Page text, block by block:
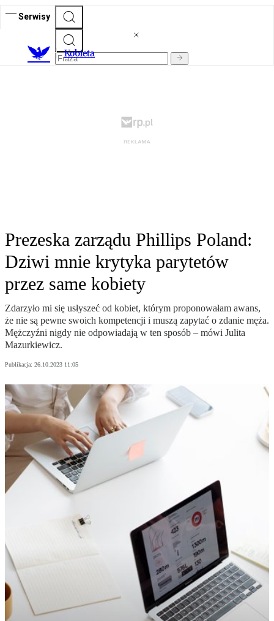
Serwisy
Kobieta
Prezeska zarządu Phillips Poland:
Dziwi mnie krytyka parytetów
przez same kobiety
Zdarzyło mi się usłyszeć od kobiet, którym proponowałam awans,
że nie są pewne swoich kompetencji i muszą zapytać o zdanie męża.
Mężczyźni nigdy nie odpowiadają w ten sposób – mówi Julita
Mazurkiewicz.
Publikacja: 26.10.2023 11:05